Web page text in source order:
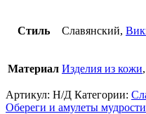
Стиль Славянский,
Материал Изделия из кожи,
Артикул: Н/Д Категории:
Обереги и амулеты мудрости